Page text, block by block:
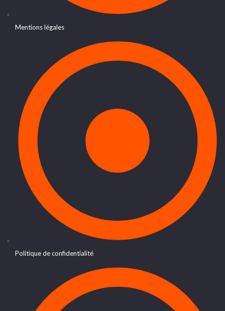
Mentions légales
Politique de confidentialité